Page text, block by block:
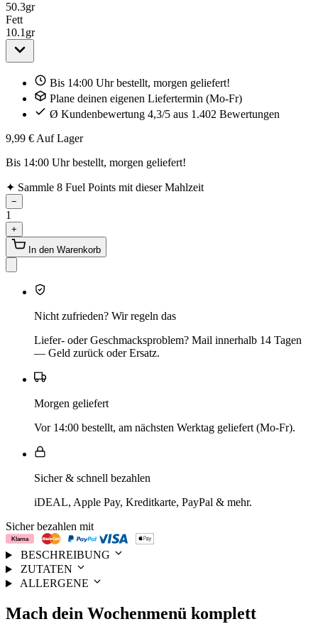
50.3gr
Fett
10.1 gr
Bis 14:00 Uhr bestellt, morgen geliefert!
Plane deinen eigenen Liefertermin (Mo-Fr)
Ø Kundenbewertung 4,3/5 aus 1.402 Bewertungen
9,99 € Auf Lager
Bis 14:00 Uhr bestellt, morgen geliefert!
✦ Sammle 8 Fuel Points mit dieser Mahlzeit
−
1
+
In den Warenkorb
Nicht zufrieden? Wir regeln das
Liefer- oder Geschmacksproblem? Mail innerhalb 14 Tagen
— Geld zurück oder Ersatz.
Morgen geliefert
Vor 14:00 bestellt, am nächsten Werktag geliefert (Mo-Fr).
Sicher & schnell bezahlen
iDEAL, Apple Pay, Kreditkarte, PayPal & mehr.
Sicher bezahlen mit
BESCHREIBUNG
ZUTATEN
ALLERGENE
Mach dein Wochenmenü komplett